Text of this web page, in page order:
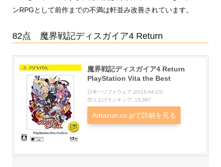
ンRPGとして前作までの不満は軒並み改善されています。
82点 魔界戦記ディスガイア4 Return
魔界戦記ディスガイア4 Return
PlayStation Vita the Best
日本一ソフトウェア (2015-04-23)
売り上げランキング: 13,387
Amazon.co.jpで詳細を見る